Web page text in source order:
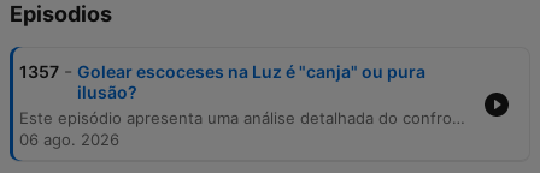
Episodios
1357 - Golear escoceses na Luz é "canja" ou pura
ilusão?
Este episódio apresenta uma análise detalhada do confronto entre Benfica e Hearts, abordando as táticas de Marcos Silva e o impacto das competições europeias para o clube. O debate estende-se às controvérsias na arbitragem portuguesa, focando no rigor dos relatórios de Gustavo Correia, e à atual gestão da FIFA sob Gianni Infantino. Além disso, discutimos a dinâmica do mercado de transferências no Sporting e noutros clubes europeus, bem como as implicações das especulações de mercado para o foco dos jogadores.
06 ago. 2026